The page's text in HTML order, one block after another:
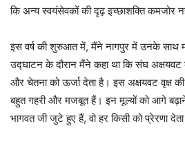
कि अन्य स्वयंसेवकों की दृढ़ इच्छाशक्ति कमजोर
इस वर्ष की शुरुआत में, मैंने नागपुर में उनके साथ
उद्घाटन के दौरान मैंने कहा था कि संघ अक्षयवट
और चेतना को ऊर्जा देता है। इस अक्षयवट वृक्ष
बहुत गहरी और मजबूत हैं। इन मूल्यों को आगे
भागवत जी जुटे हुए हैं, वो हर किसी को प्रेरणा